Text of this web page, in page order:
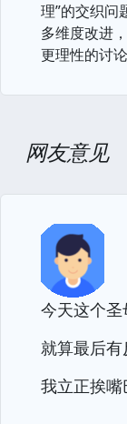
理”的交织问
多维度改进
更理性的讨论
网友意见
今天这个圣
就算最后有
我立正挨嘴